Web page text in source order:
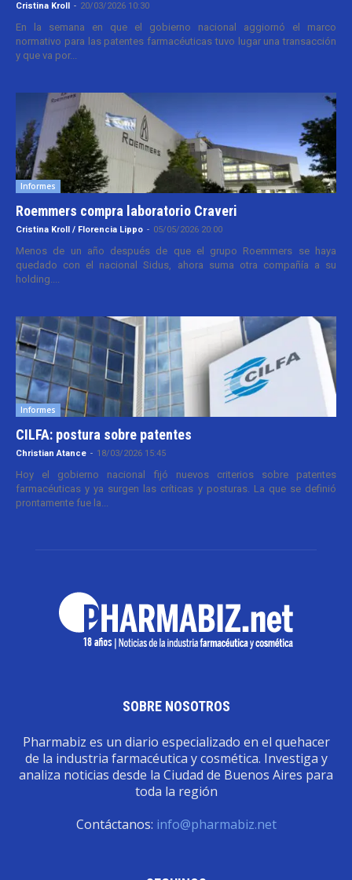
Cristina Kroll - 20/03/2026 10:30
En la semana en que el gobierno nacional aggiornó el marco
normativo para las patentes farmacéuticas tuvo lugar una transacción
y que va por...
Informes
Roemmers compra laboratorio Craveri
Cristina Kroll / Florencia Lippo - 05/05/2026 20:00
Menos de un año después de que el grupo Roemmers se haya
quedado con el nacional Sidus, ahora suma otra compañía a su
holding....
Informes
CILFA: postura sobre patentes
Christian Atance - 18/03/2026 15:45
Hoy el gobierno nacional fijó nuevos criterios sobre patentes
farmacéuticas y ya surgen las críticas y posturas. La que se definió
prontamente fue la...
SOBRE NOSOTROS
Pharmabiz es un diario especializado en el quehacer
de la industria farmacéutica y cosmética. Investiga y
analiza noticias desde la Ciudad de Buenos Aires para
toda la región
Contáctanos: info@pharmabiz.net